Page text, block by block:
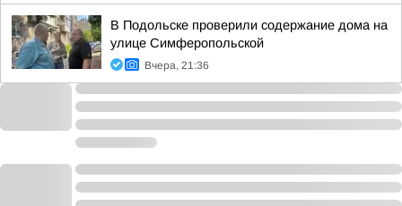
В Подольске проверили содержание дома на
улице Симферопольской
Вчера, 21:36